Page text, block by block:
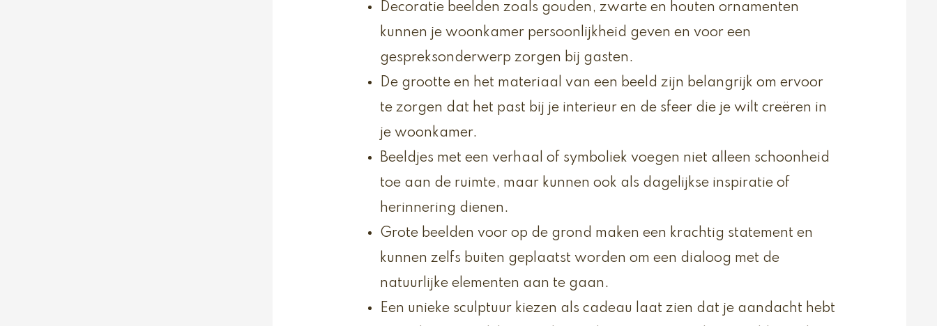
Decoratie beelden zoals gouden, zwarte en houten ornamenten
kunnen je woonkamer persoonlijkheid geven en voor een
gespreksonderwerp zorgen bij gasten.
De grootte en het materiaal van een beeld zijn belangrijk om ervoor
te zorgen dat het past bij je interieur en de sfeer die je wilt creëren in
je woonkamer.
Beeldjes met een verhaal of symboliek voegen niet alleen schoonheid
toe aan de ruimte, maar kunnen ook als dagelijkse inspiratie of
herinnering dienen.
Grote beelden voor op de grond maken een krachtig statement en
kunnen zelfs buiten geplaatst worden om een dialoog met de
natuurlijke elementen aan te gaan.
Een unieke sculptuur kiezen als cadeau laat zien dat je aandacht hebt